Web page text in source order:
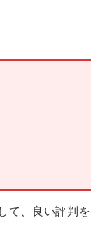
て、良い評判を